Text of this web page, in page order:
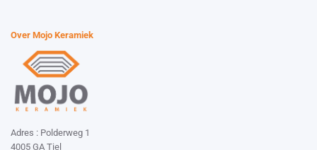
Over Mojo Keramiek
Adres : Polderweg 1
4005 GA Tiel